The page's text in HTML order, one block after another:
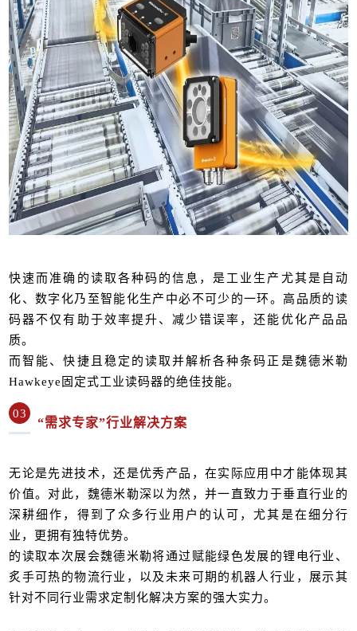
快速而准确的读取各种码的信息，是工业生产尤其是自动
化、数字化乃至智能化生产中必不可少的一环。高品质的读
码器不仅有助于效率提升、减少错误率，还能优化产品品
质。
而智能、快捷且稳定的读取并解析各种条码正是魏德米勒
Hawkeye固定式工业读码器的绝佳技能。
03
“需求专家”行业解决方案
无论是先进技术，还是优秀产品，在实际应用中才能体现其
价值。对此，魏德米勒深以为然，并一直致力于垂直行业的
深耕细作，得到了众多行业用户的认可，尤其是在细分行
业，更拥有独特优势。
的读取本次展会魏德米勒将通过赋能绿色发展的锂电行业、
炙手可热的物流行业，以及未来可期的机器人行业，展示其
针对不同行业需求定制化解决方案的强大实力。